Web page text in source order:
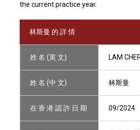
the current practice year.
林斯曼 的 詳 情
姓 名 (英 文) LAM
姓 名 (中 文) 林斯曼
在 香 港 認 許 日 期 09/2024